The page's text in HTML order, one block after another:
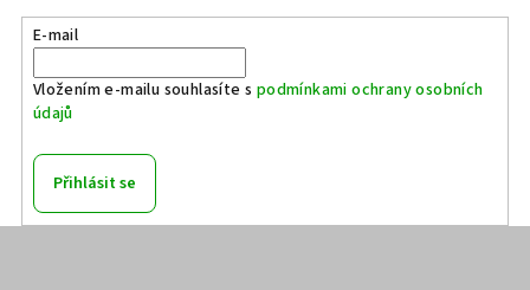
E-mail
Vložením e-mailu souhlasíte s podmínkami ochrany osobních
údajů
Přihlásit se